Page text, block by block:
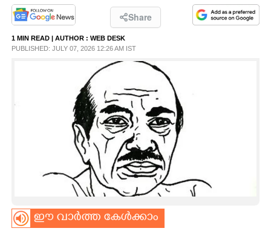
OPINION
PHOTOS
ASTRO
Share
1 MIN READ | AUTHOR : WEB DESK
PUBLISHED: JULY 07, 2026 12:26 AM IST
ഈ വാർത്ത കേൾക്കാം